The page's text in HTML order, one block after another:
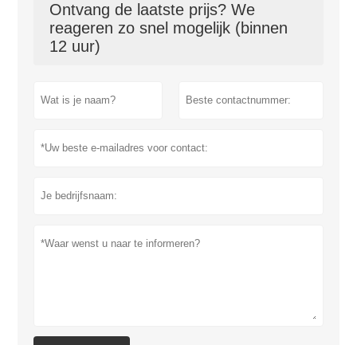
Ontvang de laatste prijs? We
reageren zo snel mogelijk (binnen
12 uur)